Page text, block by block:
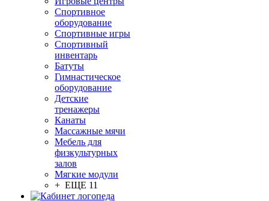
Спортивное
оборудование
Спортивные игры
Спортивный
инвентарь
Батуты
Гимнастическое
оборудование
Детские
тренажеры
Канаты
Массажные мячи
Мебель для
физкультурных
залов
Мягкие модули
+ ЕЩЕ 11